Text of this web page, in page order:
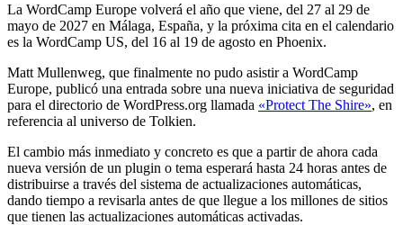
La WordCamp Europe volverá el año que viene, del 27 al 29 de
mayo de 2027 en Málaga, España, y la próxima cita en el calendario
es la WordCamp US, del 16 al 19 de agosto en Phoenix.
Matt Mullenweg, que finalmente no pudo asistir a WordCamp
Europe, publicó una entrada sobre una nueva iniciativa de seguridad
para el directorio de WordPress.org llamada «Protect The Shire», en
referencia al universo de Tolkien.
El cambio más inmediato y concreto es que a partir de ahora cada
nueva versión de un plugin o tema esperará hasta 24 horas antes de
distribuirse a través del sistema de actualizaciones automáticas,
dando tiempo a revisarla antes de que llegue a los millones de sitios
que tienen las actualizaciones automáticas activadas.